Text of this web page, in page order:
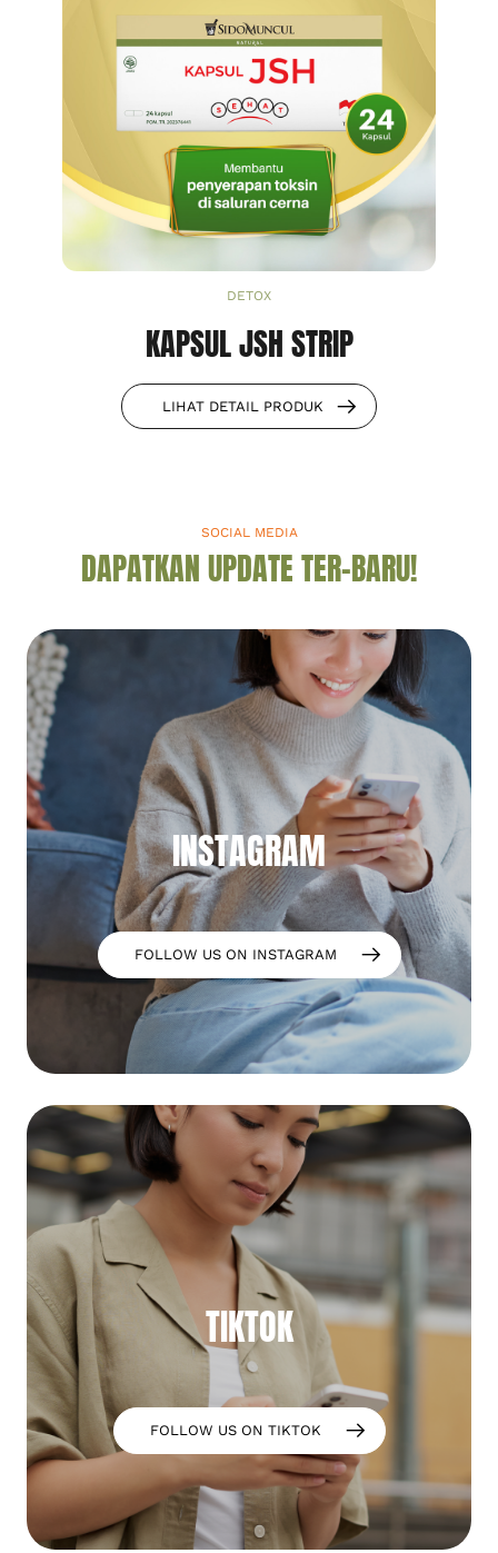
DETOX
KAPSUL JSH STRIP
LIHAT DETAIL PRODUK
SOCIAL MEDIA
DAPATKAN UPDATE TER-BARU!
INSTAGRAM
FOLLOW US ON INSTAGRAM
TIKTOK
FOLLOW US ON TIKTOK